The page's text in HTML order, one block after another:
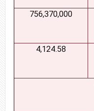
756,370,000
4,124.58